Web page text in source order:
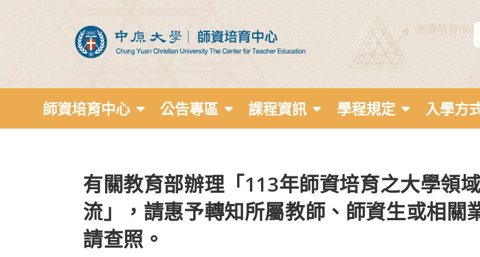
師資培育中心 公告專區 課程資訊 學程規定 入學方
有關教育部辦理「113年師資培育之大學領
流」，請惠予轉知所屬教師、師資生或相關
請查照。